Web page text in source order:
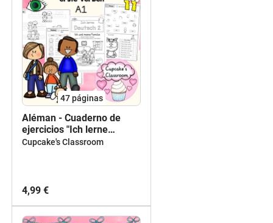
47páginas
Aléman - Cuaderno de
ejercicios "Ich lerne
Deutsch 2" - cuerpo,
Cupcake's Classroom
4,99 €